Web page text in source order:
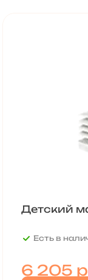
Детский
Есть в
6 205